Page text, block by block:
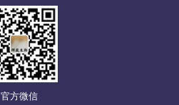
官方微信